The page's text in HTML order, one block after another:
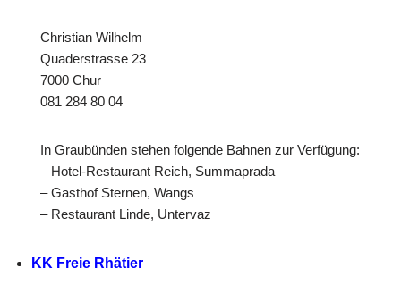
Christian Wilhelm
Quaderstrasse 23
7000 Chur
081 284 80 04
In Graubünden stehen folgende Bahnen zur Verfügung:
– Hotel-Restaurant Reich, Summaprada
– Gasthof Sternen, Wangs
– Restaurant Linde, Untervaz
KK Freie Rhätier